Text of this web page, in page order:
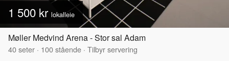
1 500 kr lokalleie
Møller Medvind Arena - Stor sal Adam
40seter · 100stående · Tilbyr servering